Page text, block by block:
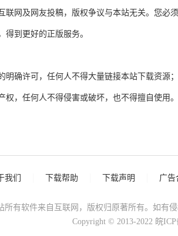
联网及网友投稿，版权争议与本站无关。您必
得到更好的正版服务。
明确许可，任何人不得大量链接本站下载资源
权，任何人不得侵害或破坏，也不得擅自使用。
我们 下载帮助 下载声明 广告
所有软件来自互联网，版权归原著所有。如有
Copyright © 2013-2022 皖